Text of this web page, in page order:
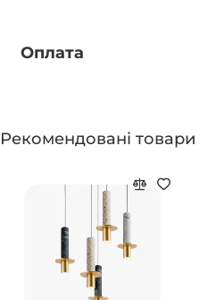
Оплата
Рекомендовані товари